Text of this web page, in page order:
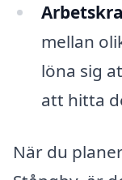
mellan
löna sig
att hitta
När du